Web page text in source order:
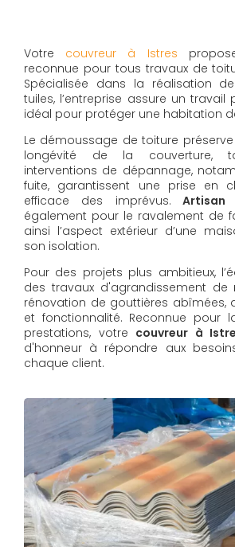
Votre couvreur à Istres
reconnue pour tous travaux de
Spécialisée dans la réalisation
tuiles, l’entreprise assure un travail
idéal pour protéger une habitation
Le démoussage de toiture préserve
longévité de la couverture,
interventions de dépannage,
fuite, garantissent une prise en
efficace des imprévus. Artisan
également pour le ravalement de
ainsi l’aspect extérieur d’une
son isolation.
Pour des projets plus ambitieux,
des travaux d'agrandissement
rénovation de gouttières abîmées,
et fonctionnalité. Reconnue pour
prestations, votre couvreur à
d'honneur à répondre aux
chaque client.